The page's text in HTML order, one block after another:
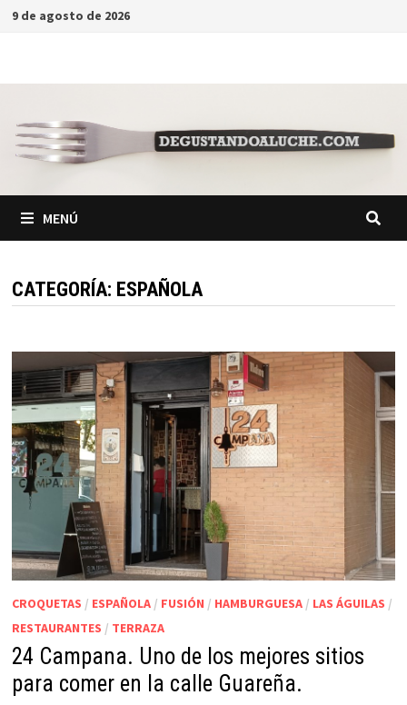
Saltar
9 de agosto de 2026
MENÚ
CATEGORÍA: ESPAÑOLA
CROQUETAS / ESPAÑOLA/ FUSIÓN / HAMBURGUESA/ LAS ÁGUILAS /
RESTAURANTES / TERRAZA
24 Campana. Uno de los mejores sitios
para comer en la calle Guareña.